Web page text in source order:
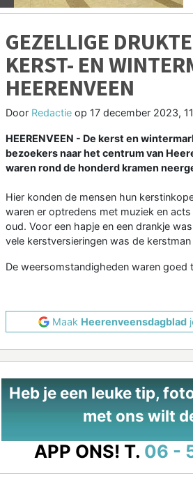
GEZELLIGE
KERST- EN
HEERENVEEN
Door Redactie op 17 december 2023,
HEERENVEEN - De kerst en
bezoekers naar het centrum van
waren rond de honderd kramen
Hier konden de mensen hun
waren er optredens met muziek en
oud. Voor een hapje en een drankje
vele kerstversieringen was de
De weersomstandigheden waren goed
Maak Heerenveensdagblad
Heb je een leuke tip,
met ons wilt
APP ONS! T. 06 -